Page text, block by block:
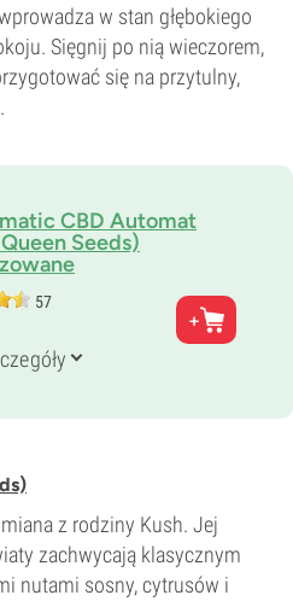
w stan głębokiego
Sięgnij po nią wieczorem,
się na przytulny,
CBD Automat
Seeds)
57
CBD x Afghan Rose Automat
z rodziny Kush. Jej
zachwycają klasycznym
nutami sosny, cytrusów i